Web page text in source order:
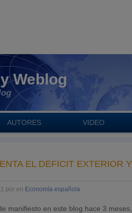
Weblog
AUTORES VIDEO
EL DÉFICIT EXTERIOR
por en Economía española
manifiesto en este blog hace 3